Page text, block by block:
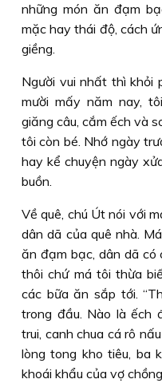
những món ăn đạm
mặc hay thái độ, cách
giềng.
Người vui nhất thì khỏi
mười mấy năm nay,
giăng câu, cắm ếch và
tôi còn bé. Nhớ ngày
hay kể chuyện ngày
buồn.
Về quê, chú Út nói với
dân dã của quê nhà.
ăn đạm bạc, dân dã có
thôi chứ má tôi thừa
các bữa ăn sắp tới.
trong đầu. Nào là ếch
trui, canh chua cá rô
lòng tong kho tiêu, ba
khoái khẩu của vợ